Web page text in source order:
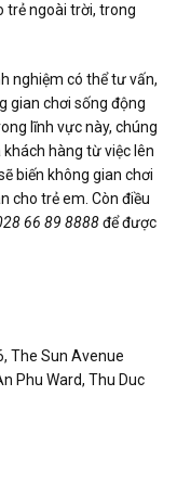
trẻ ngoài trời, trong
nghiệm có thể tư vấn,
gian chơi sống động
lĩnh vực này, chúng
hàng từ việc lên
biến không gian chơi
cho trẻ em. Còn điều
66 89 8888để được
The Sun Avenue
Phu Ward, Thu Duc